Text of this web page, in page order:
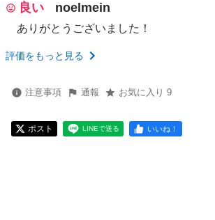
良い
noelmein
ありがとうございました！
評価をもっと見る
注意事項 通報 お気に入り 9
ポスト LINEで送る いいね！